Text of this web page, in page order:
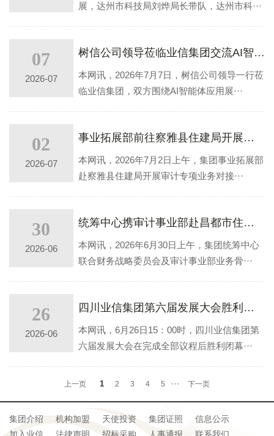
展，达州市科技局刘烨局长带队，达州市科···
07
2026-07
树信公司领导莅临业信集团交流AI智能体应用
本网讯，2026年7月7日，树信公司领导一行莅
临业信集团，双方围绕AI智能体应用展···
02
2026-07
事业拓展部前往察雅县住建局开展项目对接
本网讯，2026年7月2日上午，集团事业拓展部
赴察雅县住建局开展审计专项业务对接···
30
2026-06
统筹中心携审计事业部赴昌都市住建局开展项目对接
本网讯，2026年6月30日上午，集团统筹中心
联合财务战略委员会及审计事业部业务骨···
26
2026-06
四川业信集团第六届发展大会胜利闭幕
本网讯，6月26日15：00时，四川业信集团第
六届发展大会在完成全部议程后胜利闭幕···
上一页 1 2 3 4 5 ··· 下一页
集团介绍 机构加盟 天使投资 集团证照
信息公示